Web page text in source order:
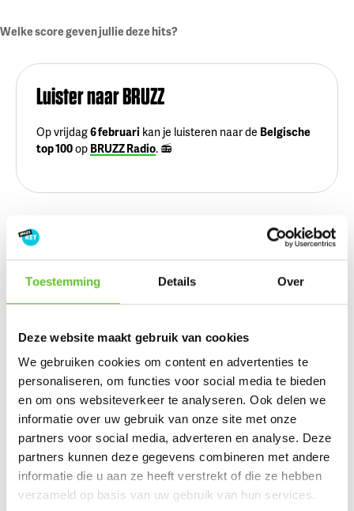
Toestemming Details Over
Deze website maakt gebruik van cookies
We gebruiken cookies om content en advertenties te
personaliseren, om functies voor social media te bieden
en om ons websiteverkeer te analyseren. Ook delen we
informatie over uw gebruik van onze site met onze
partners voor social media, adverteren en analyse. Deze
partners kunnen deze gegevens combineren met andere
informatie die u aan ze heeft verstrekt of die ze hebben
verzameld op basis van uw gebruik van hun services.
Welke score geven jullie deze hits?
Luister naar BRUZZ
Op vrijdag6 februari kan je luisteren naar de Belgische
top 100op BRUZZ Radio. 📻
LEES MEER OVER
VERHALEN UIT DE STAD, MUZIEK,
WEEK VAN DE BELGISCHE MUZIEK
Nu op BRUZZ Ket
Ketportret: Amel verbreekt het wereldrecord mountain
climbers
Dagje Zuidfoor? Win een familiepakket vol bonnetjes
Zonsverduistering en een giga-springpark: tien tips voor
augustus